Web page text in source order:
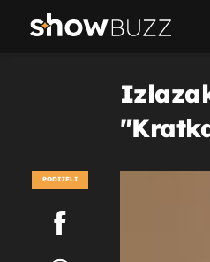
PODIJELI